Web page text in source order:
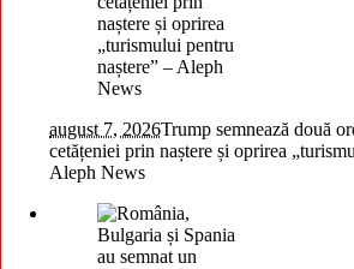
august 7, 2026Trump semnează două
cetățeniei prin naștere și oprirea
Aleph News